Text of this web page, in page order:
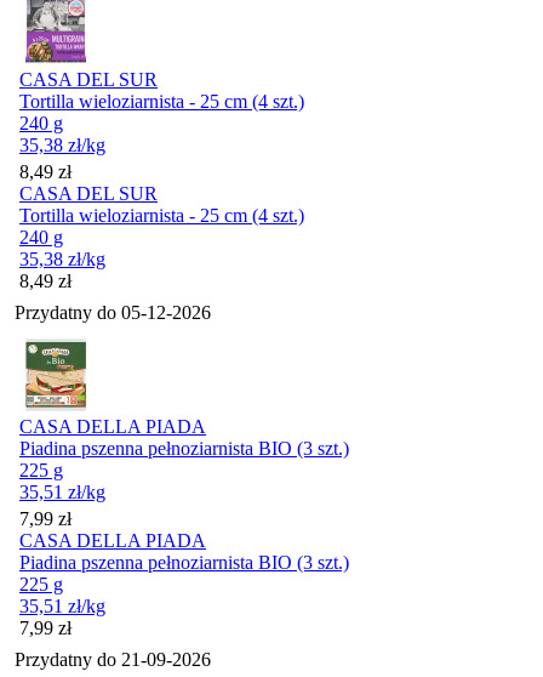
CASA DEL SUR
Tortilla wieloziarnista - 25 cm (4 szt.)
240 g
35,38 zł/kg
Cena
8,49 zł
CASA DEL SUR
Tortilla wieloziarnista - 25 cm (4 szt.)
240 g
35,38 zł/kg
Cena
8,49 zł
Przydatny do 05-12-2026
CASA DELLA PIADA
Piadina pszenna pełnoziarnista BIO (3 szt.)
225 g
35,51 zł/kg
Cena
7,99 zł
CASA DELLA PIADA
Piadina pszenna pełnoziarnista BIO (3 szt.)
225 g
35,51 zł/kg
Cena
7,99 zł
Przydatny do 21-09-2026